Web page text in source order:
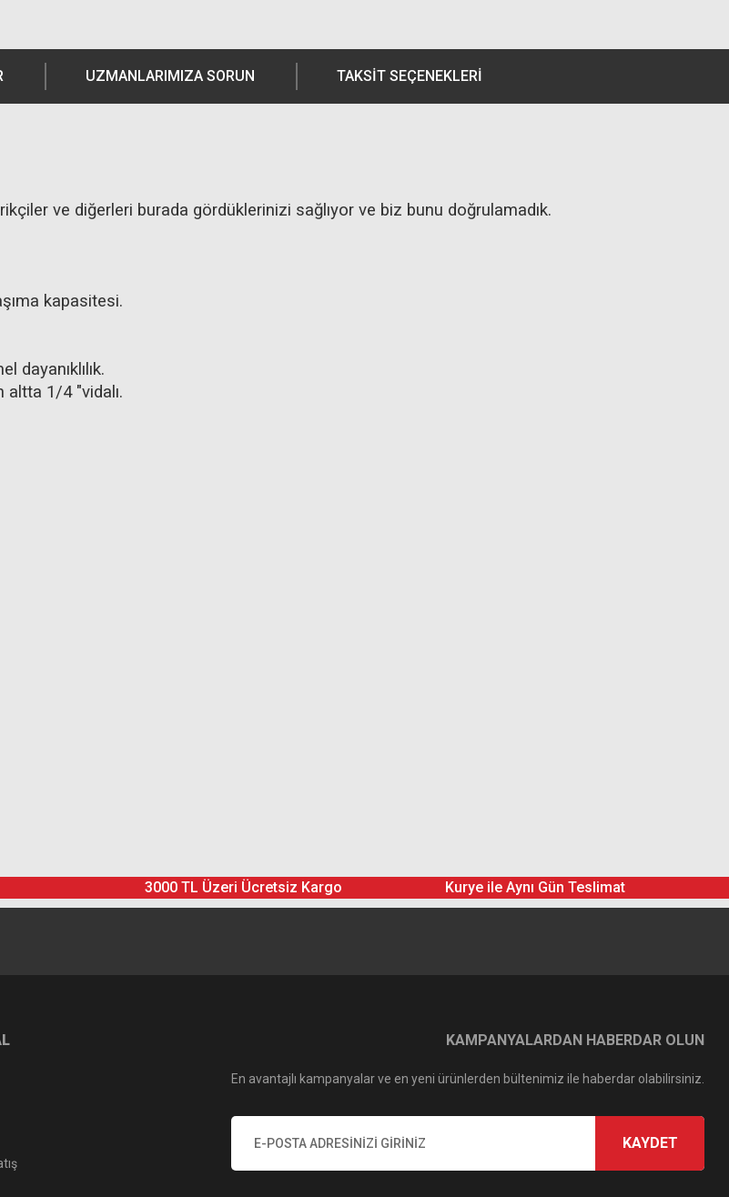
UZMANLARIMIZA SORUN TAKSIT SEÇENEKLERI
ve diğerleri burada gördüklerinizi sağlıyor ve biz bunu doğrulamadık.
kapasitesi.
dayanıklılık.
altta 1/4 "vidalı.
3000 TL Üzeri Ücretsiz Kargo Kurye ile Aynı Gün Teslimat
KAMPANYALARDAN HABERDAR OLUN
En avantajlı kampanyalar ve en yeni ürünlerden bültenimiz ile haberdar olabilirsiniz.
KAYDET